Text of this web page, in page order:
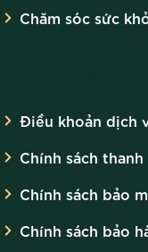
Chăm sóc sức
Điều khoản dịch
Chính sách
Chính sách bảo
Chính sách bảo